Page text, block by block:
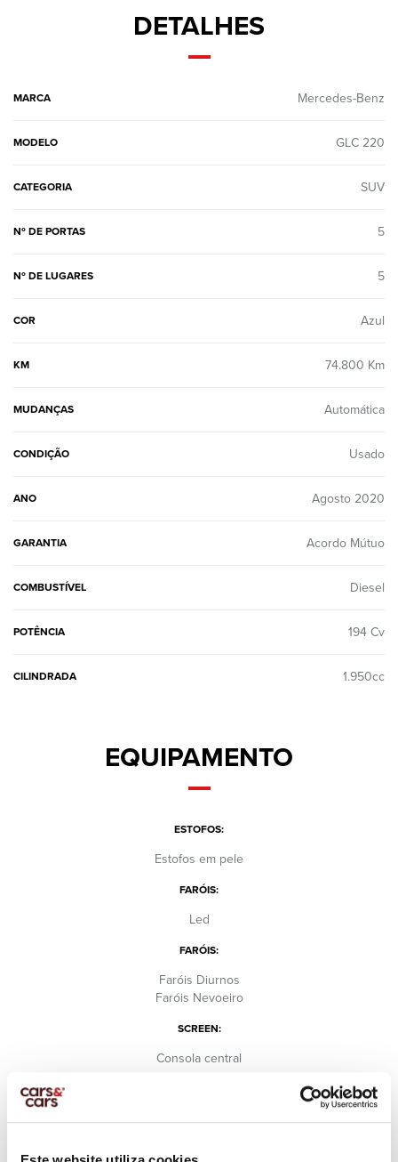
DETALHES
MARCA Mercedes-Benz
MODELO GLC 220
CATEGORIA SUV
Nº DE PORTAS 5
Nº DE LUGARES 5
COR Azul
KM 74.800 Km
MUDANÇAS Automática
CONDIÇÃO Usado
ANO Agosto 2020
GARANTIA Acordo Mútuo
COMBUSTÍVEL Diesel
POTÊNCIA 194 Cv
CILINDRADA 1.950cc
EQUIPAMENTO
ESTOFOS:
Estofos em pele
FARÓIS:
Led
FARÓIS:
Faróis Diurnos
Faróis Nevoeiro
SCREEN:
Consola central
Automático Bi-zona